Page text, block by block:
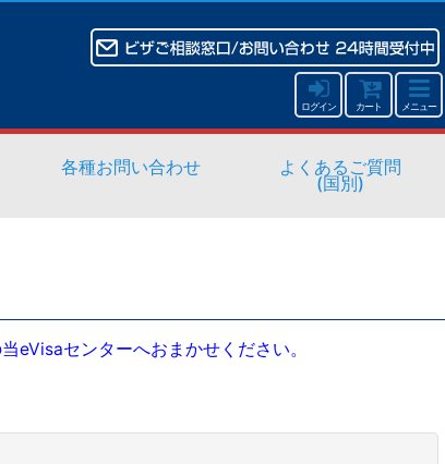
ログイン カート メニュー
各種お問い合わせ よくあるご質問
(国別)
eVisaセンターへおまかせください。